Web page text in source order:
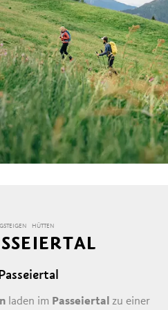
HÜTTEN
laden im Passeiertalzu einer